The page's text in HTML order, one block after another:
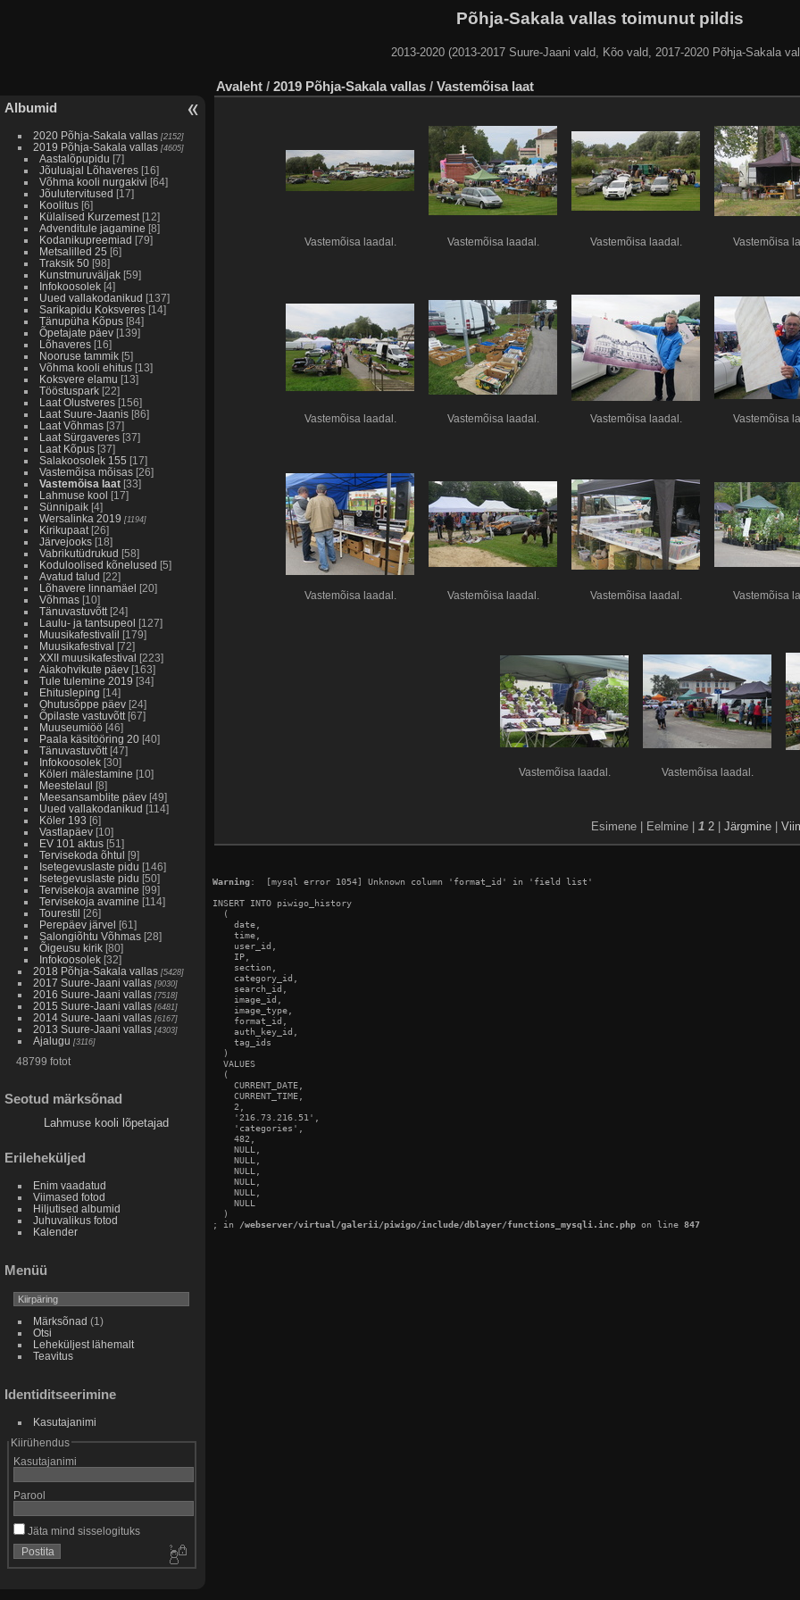
Põhja-Sakala vallas toimunut pildis
2013-2020 (2013-2017 Suure-Jaani vald, Kõo vald, 2017-2020 Põhja-Sakala
Albumid
2020 Põhja-Sakala vallas [2152]
2019 Põhja-Sakala vallas [4605]
Aastalõpupidu [7]
Jõuluajal Lõhaveres [16]
Võhma kooli nurgakivi [64]
Jõulutervitused [17]
Koolitus [6]
Külalised Kurzemest [12]
Advenditule jagamine [8]
Kodanikupreemiad [79]
Metsalilled 25 [6]
Traksik 50 [98]
Kunstmuruväljak [59]
Infokoosolek [4]
Uued vallakodanikud [137]
Sarikapidu Koksveres [14]
Tänupüha Kõpus [84]
Õpetajate päev [139]
Lõhaveres [16]
Nooruse tammik [5]
Võhma kooli ehitus [13]
Koksvere elamu [13]
Tööstuspark [22]
Laat Olustveres [156]
Laat Suure-Jaanis [86]
Laat Võhmas [37]
Laat Sürgaveres [37]
Laat Kõpus [37]
Salakoosolek 155 [17]
Vastemõisa mõisas [26]
Vastemõisa laat [33]
Lahmuse kool [17]
Sünnipaik [4]
Wersalinka 2019 [1194]
Kirikupaat [26]
Järvejooks [18]
Vabrikutüdrukud [58]
Koduloolised kõnelused [5]
Avatud talud [22]
Lõhavere linnamäel [20]
Võhmas [10]
Tänuvastuvõtt [24]
Laulu- ja tantsupeol [127]
Muusikafestivalil [179]
Muusikafestival [72]
XXII muusikafestival [223]
Aiakohvikute päev [163]
Tule tulemine 2019 [34]
Ehitusleping [14]
Ohutusõppe päev [24]
Õpilaste vastuvõtt [67]
Muuseumiöö [46]
Paala käsitööring 20 [40]
Tänuvastuvõtt [47]
Infokoosolek [30]
Köleri mälestamine [10]
Meestelaul [8]
Meesansamblite päev [49]
Uued vallakodanikud [114]
Köler 193 [6]
Vastlapäev [10]
EV 101 aktus [51]
Tervisekoda õhtul [9]
Isetegevuslaste pidu [146]
Isetegevuslaste pidu [50]
Tervisekoja avamine [99]
Tervisekoja avamine [114]
Tourestil [26]
Perepäev järvel [61]
Salongiõhtu Võhmas [28]
Õigeusu kirik [80]
Infokoosolek [32]
2018 Põhja-Sakala vallas [5428]
2017 Suure-Jaani vallas [9030]
2016 Suure-Jaani vallas [7518]
2015 Suure-Jaani vallas [6481]
2014 Suure-Jaani vallas [6167]
2013 Suure-Jaani vallas [4303]
Ajalugu [3116]
48799 fotot
Seotud märksõnad
Lahmuse kooli lõpetajad
Erileheküljed
Enim vaadatud
Viimased fotod
Hiljutised albumid
Juhuvalikus fotod
Kalender
Menüü
Märksõnad (1)
Otsi
Leheküljest lähemalt
Teavitus
Identiditseerimine
Kasutajanimi
Kiirühendus
Kasutajanimi
Parool
Jäta mind sisselogituks
Avaleht / 2019 Põhja-Sakala vallas / Vastemõisa laat
Vastemõisa laadal. Vastemõisa laadal. Vastemõisa laadal. Vastemõisa
Vastemõisa laadal. Vastemõisa laadal. Vastemõisa laadal. Vastemõisa
Vastemõisa laadal. Vastemõisa laadal. Vastemõisa laadal. Vastemõisa
Vastemõisa laadal. Vastemõisa laadal.
Esimene | Eelmine | 1 2 Järgmine
Warning:  [mysql error 1054] Unknown column 'format_id' in 'field list'
INSERT INTO piwigo_history
  (
    date,
    time,
    user_id,
    IP,
    section,
    category_id,
    search_id,
    image_id,
    image_type,
    format_id,
    auth_key_id,
    tag_ids
  )
  VALUES
  (
    CURRENT_DATE,
    CURRENT_TIME,
    2,
    '216.73.216.51',
    'categories',
    482,
    NULL,
    NULL,
    NULL,
    NULL,
    NULL,
    NULL
  )
; in /webserver/virtual/galerii/piwigo/include/dblayer/functions_mysqli.inc.php on line 847